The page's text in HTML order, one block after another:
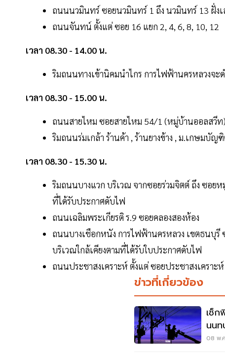
ถนนนวมินทร์ ซอยนวมินทร์ 1 ถึง นวมินทร์ 13 ฝั่ง
ถนนจันทน์ ตั้งแต่ ซอย 16 แยก 2, 4, 6, 8, 10, 12
เวลา 08.30 - 14.00 น.
ริมถนนทางเข้านิคมนำไกร การไฟฟ้านครหลวงจ
เวลา 08.30 - 15.00 น.
ถนนสายไหม ซอยสายไหม 54/1 (หมู่บ้านออลสวีท)
ริมถนนร่มเกล้า ร้านค้า , ร้านยางข้าง , ม.เกษมบัญ
เวลา 08.30 - 15.30 น.
ริมถนนบางแวก บริเวณ จากซอยร่วมจิตต์ ถึง ซอ
ที่ได้รับประกาศดับไฟ
ถนนเฉลิมพระเกียรติ ร.9 ซอยคลองสองห้อง
ถนนบางเชือกหนัง การไฟฟ้านครหลวง เขตธนบุ
บริเวณใกล้เคียงตามที่ได้รับใบประกาศดับไฟ
ถนนประชาสงเคราะห์ ตั้งแต่ ซอยประชาสงเคราะ
ข่าวที่เกี่ยวข้อง
เช็
นน
08 พ.